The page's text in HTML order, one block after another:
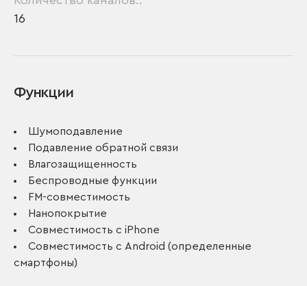
16
Функции
Шумоподавление
Подавление обратной связи
Влагозащищенность
Беспроводные функции
FM-совместимость
Нанопокрытие
Совместимость с iPhone
Совместимость с Android (определенные
смартфоны)